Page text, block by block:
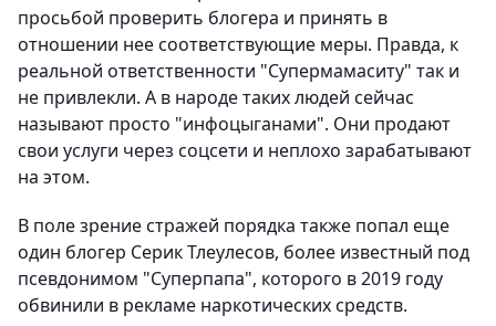
просьбой проверить блогера и принять в
отношении нее соответствующие меры. Правда, к
реальной ответственности "Супермамаситу" так и
не привлекли. А в народе таких людей сейчас
называют просто "инфоцыганами". Они продают
свои услуги через соцсети и неплохо зарабатывают
на этом.
В поле зрение стражей порядка также попал еще
один блогер Серик Тлеулесов, более известный под
псевдонимом "Суперпапа", которого в 2019 году
обвинили в рекламе наркотических средств.